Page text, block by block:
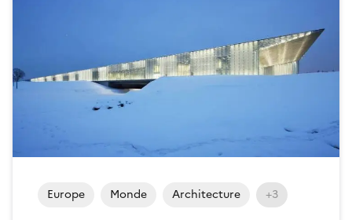
Europe Monde Architecture +3